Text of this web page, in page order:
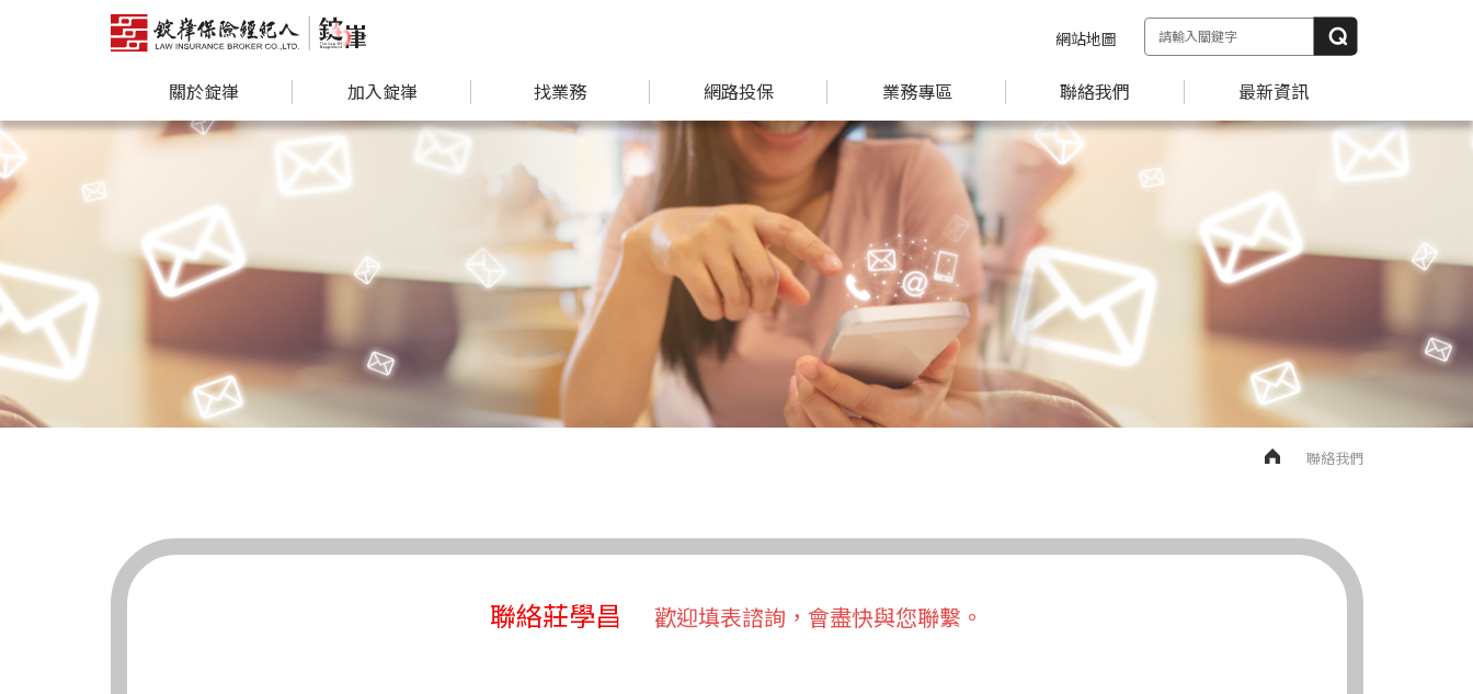
網站地圖
關於錠嵂 加入錠嵂 找業務 網路投保 業務專區 聯絡我們 最新資訊
聯絡我們
聯絡莊學昌 歡迎填表諮詢，會盡快與您聯繫。